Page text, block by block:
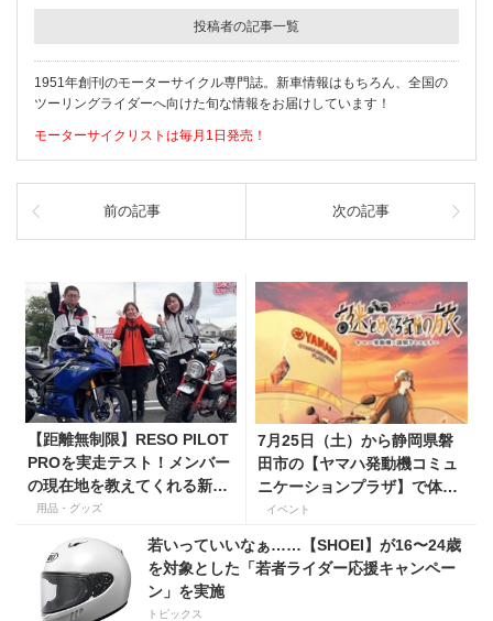
投稿者の記事一覧
1951年創刊のモーターサイクル専門誌。新車情報はもちろん、全国の
ツーリングライダーへ向けた旬な情報をお届けしています！
モーターサイクリストは毎月1日発売！
前の記事 次の記事
【距離無制限】RESO PILOT
PROを実走テスト！メンバー
の現在地を教えてくれる新型
インカムがめっちゃ便利な３
用品・グッズ
7月25日（土）から静岡県磐
田市の【ヤマハ発動機コミュ
ニケーションプラザ】で体験
型謎解きイベントを開催！
イベント
若いっていいなぁ……【SHOEI】が16〜24歳
を対象とした「若者ライダー応援キャンペー
ン」を実施
トピックス